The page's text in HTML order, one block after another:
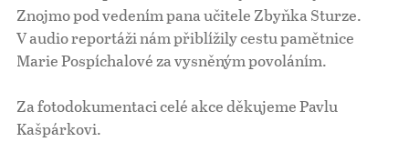
Znojmo pod vedením pana učitele Zbyňka Sturze.
V audio reportáži nám přiblížily cestu pamětnice
Marie Pospíchalové za vysněným povoláním.
Za fotodokumentaci celé akce děkujeme Pavlu
Kašpárkovi.